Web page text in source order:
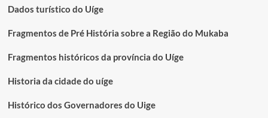
Dados turístico do Uíge
Fragmentos de Pré História sobre a Região do Mukaba
Fragmentos históricos da província do Uíge
Historia da cidade do uíge
Histórico dos Governadores do Uige